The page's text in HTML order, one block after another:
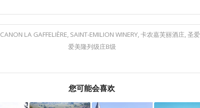
LA GAFFELIÈRE, SAINT-EMILION WINERY,卡农嘉芙丽酒庄, 圣
爱美隆列级庄B级
您可能会喜欢